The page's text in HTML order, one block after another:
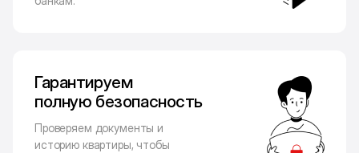
Гарантируем
полную безопасность
Проверяем документы и
историю квартиры, чтобы